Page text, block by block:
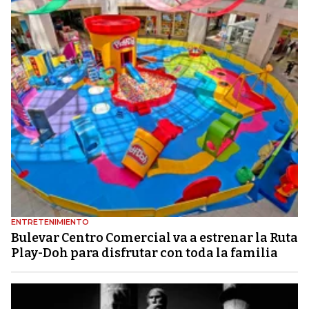
ENTRETENIMIENTO
Bulevar Centro Comercial va a estrenar la Ruta
Play-Doh para disfrutar con toda la familia